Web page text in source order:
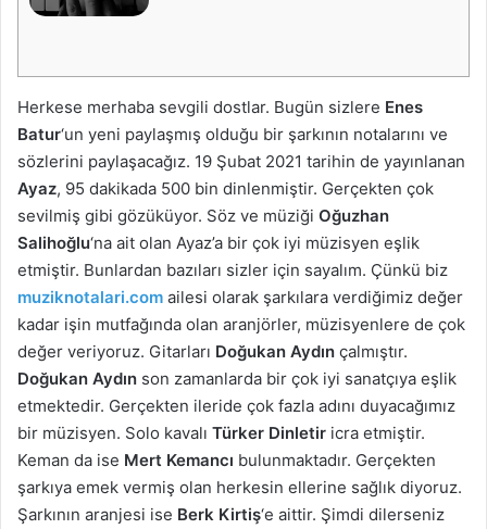
Herkese merhaba sevgili dostlar. Bugün sizlere Enes
Batur‘un yeni paylaşmış olduğu bir şarkının notalarını ve
sözlerini paylaşacağız. 19 Şubat 2021 tarihin de yayınlanan
Ayaz, 95 dakikada 500 bin dinlenmiştir. Gerçekten çok
sevilmiş gibi gözüküyor. Söz ve müziği Oğuzhan
Salihoğlu‘na ait olan Ayaz’a bir çok iyi müzisyen eşlik
etmiştir. Bunlardan bazıları sizler için sayalım. Çünkü biz
muziknotalari.com ailesi olarak şarkılara verdiğimiz değer
kadar işin mutfağında olan aranjörler, müzisyenlere de çok
değer veriyoruz. Gitarları Doğukan Aydın çalmıştır.
Doğukan Aydın son zamanlarda bir çok iyi sanatçıya eşlik
etmektedir. Gerçekten ileride çok fazla adını duyacağımız
bir müzisyen. Solo kavalı Türker Dinletir icra etmiştir.
Keman da ise Mert Kemancı bulunmaktadır. Gerçekten
şarkıya emek vermiş olan herkesin ellerine sağlık diyoruz.
Şarkının aranjesi ise Berk Kirtiş‘e aittir. Şimdi dilerseniz